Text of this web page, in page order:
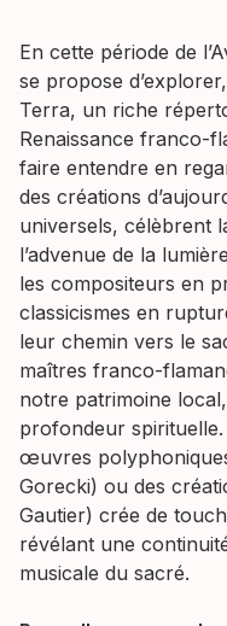
En cette période de
se propose
Terra, un riche
Renaissance franco-
faire entendre en
des créations
universels, célèbrent
l’advenue de la
les compositeurs en
classicismes en
leur chemin vers le
maîtres franco-
notre patrimoine
profondeur
œuvres
Gorecki) ou des
Gautier) crée de
révélant une
musicale du sacré.